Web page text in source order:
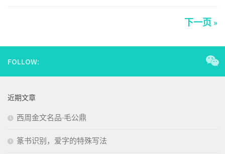
下一页 »
FOLLOW:
近期文章
西周金文名品-毛公鼎
篆书识别，爱字的特殊写法